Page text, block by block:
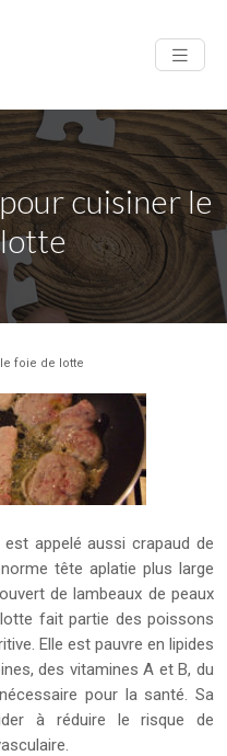
cuisiner le
foie de lotte
appelé aussi crapaud de
tête aplatie plus large
de lambeaux de peaux
fait partie des poissons
Elle est pauvre en lipides
des vitamines A et B, du
pour la santé. Sa
à réduire le risque de